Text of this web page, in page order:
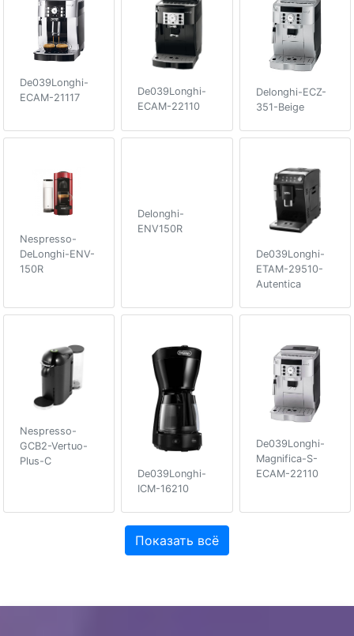
De039Longhi-
ECAM-21117
De039Longhi-
ECAM-22110
Delonghi-ECZ-
351-Beige
Nespresso-
DeLonghi-ENV-
150R
Delonghi-
ENV150R
De039Longhi-
ETAM-29510-
Autentica
Nespresso-
GCB2-Vertuo-
Plus-C
De039Longhi-
ICM-16210
De039Longhi-
Magnifica-S-
ECAM-22110
Показать всё